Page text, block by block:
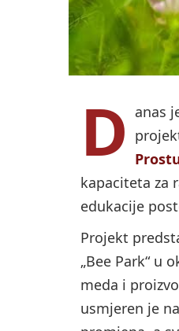
D anas
kapaciteta za
edukacije
Projekt
„Bee Park“ u
meda i
usmjeren je